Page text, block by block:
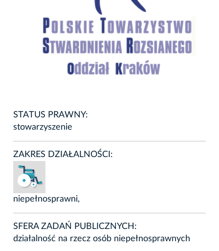
STATUS PRAWNY:
stowarzyszenie
ZAKRES DZIAŁALNOŚCI:
niepełnosprawni,
SFERA ZADAŃ PUBLICZNYCH:
działalność na rzecz osób niepełnosprawnych